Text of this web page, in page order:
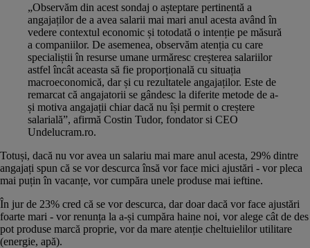
„Observăm din acest sondaj o așteptare pertinentă a
angajaților de a avea salarii mai mari anul acesta având în
vedere contextul economic și totodată o intenție pe măsură
a companiilor. De asemenea, observăm atenția cu care
specialiștii în resurse umane urmăresc creșterea salariilor
astfel încât aceasta să fie proporțională cu situația
macroeconomică, dar și cu rezultatele angajaților. Este de
remarcat că angajatorii se gândesc la diferite metode de a-
și motiva angajații chiar dacă nu își permit o creștere
salarială”, afirmă Costin Tudor, fondator si CEO
Undelucram.ro.
Totuși, dacă nu vor avea un salariu mai mare anul acesta, 29% dintre
angajați spun că se vor descurca însă vor face mici ajustări - vor pleca
mai puțin în vacanțe, vor cumpăra unele produse mai ieftine.
În jur de 23% cred că se vor descurca, dar doar dacă vor face ajustări
foarte mari - vor renunța la a-și cumpăra haine noi, vor alege cât de des
pot produse marcă proprie, vor da mare atenție cheltuielilor utilitare
(energie, apă).